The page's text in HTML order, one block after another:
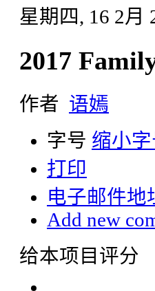
星期四, 16 2月
2017
作者 语嫣
字号 缩小字
打印
电子邮件地
Add new
给本项目评分